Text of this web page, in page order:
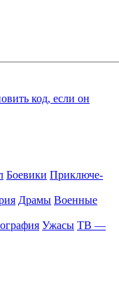
Бое­ви­ки При­клю­че­
Дра­мы Во­ен­ные
Ужа­сы ТВ —